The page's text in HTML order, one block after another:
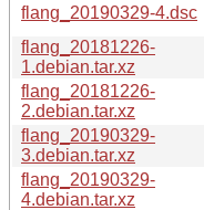
flang_20190329-4.dsc
flang_20181226-
1.debian.tar.xz
flang_20181226-
2.debian.tar.xz
flang_20190329-
3.debian.tar.xz
flang_20190329-
4.debian.tar.xz